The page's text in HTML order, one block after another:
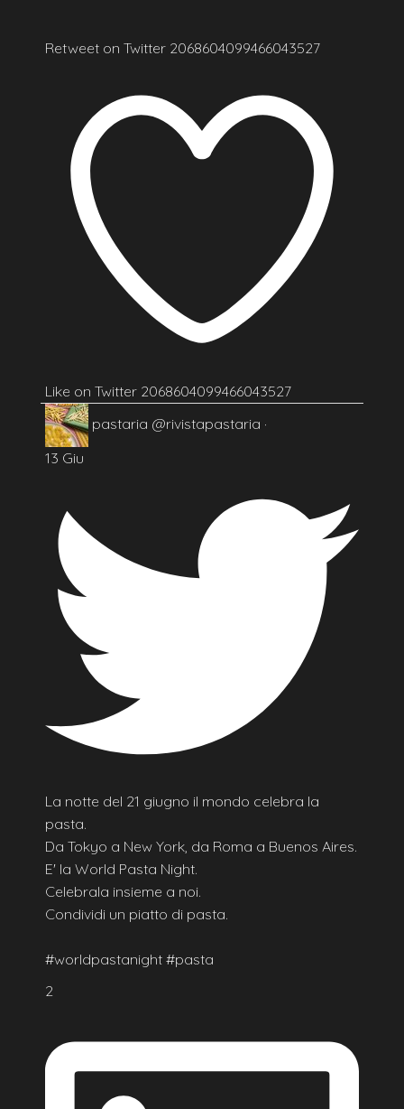
Retweet on Twitter 2068604099466043527
Like on Twitter 2068604099466043527
pastaria @rivistapastaria ·
13 Giu
La notte del 21 giugno il mondo celebra la
pasta.
Da Tokyo a New York, da Roma a Buenos Aires.
E' la World Pasta Night.
Celebrala insieme a noi.
Condividi un piatto di pasta.
#worldpastanight #pasta
2